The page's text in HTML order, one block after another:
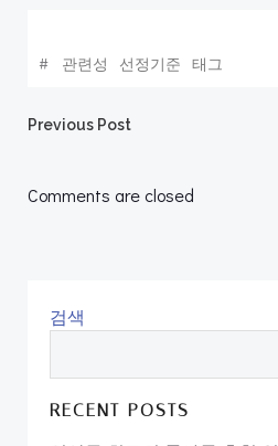
# 관련성 선정기준 태그
Post
navigation
Previous Post
Comments are closed
검색
RECENT POSTS